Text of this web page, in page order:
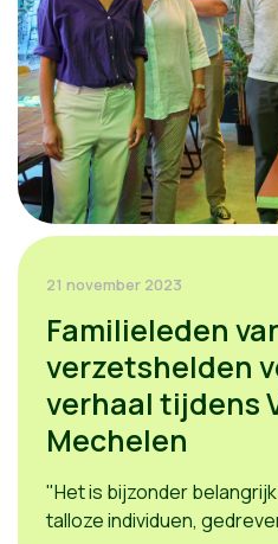
21 november 2023
Familieleden
verzetshelden
verhaal tijdens
Mechelen
"Het is bijzonder
talloze individuen,